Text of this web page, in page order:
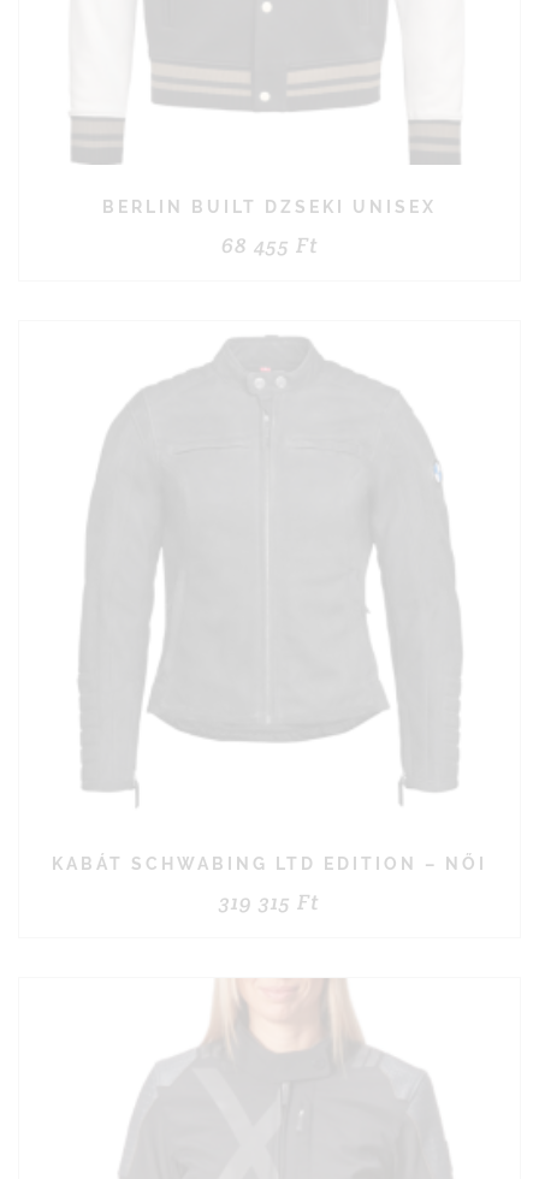
BERLIN BUILT DZSEKI UNISEX
68 455 Ft
KABÁT SCHWABING LTD EDITION – NŐI
319 315 Ft